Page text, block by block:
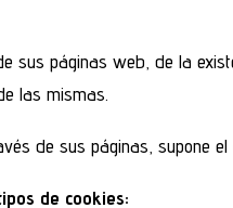
sus páginas web, de la
las mismas.
de sus páginas, supone
de cookies: